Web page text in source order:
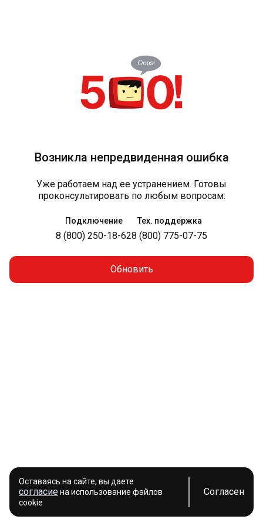
Возникла непредвиденная ошибка
Уже работаем над ее устранением. Готовы
проконсультировать по любым вопросам:
Подключение
8 (800) 250-18-62
Тех. поддержка
8 (800) 775-07-75
Обновить
Оставаясь на сайте, вы даете
согласиена использование файлов
cookie
Согласен